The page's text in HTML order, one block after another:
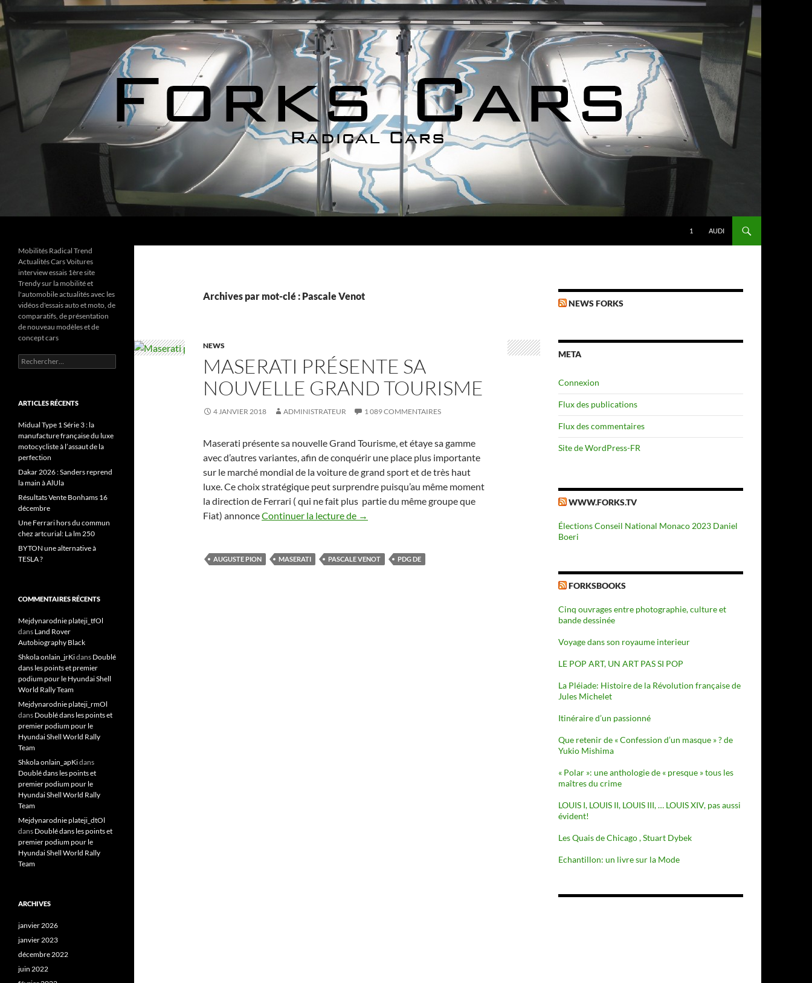
Aller
au
1 AUDI
Archives par mot-clé : Pascale Venot
NEWS
MASERATI PRÉSENTE SA
NOUVELLE GRAND TOURISME
4 JANVIER 2018 ADMINISTRATEUR 1 089 COMMENTAIRES
Maserati présente sa nouvelle Grand Tourisme, et étaye sa gamme
avec d’autres variantes, afin de conquérir une place plus importante
sur le marché mondial de la voiture de grand sport et de très haut
luxe. Ce choix stratégique peut surprendre puisqu’au même moment
la direction de Ferrari ( qui ne fait plus partie du même groupe que
Fiat) annonceContinuer la lecture de Maserati présente sa nouvelle Grand Tourisme
→
AUGUSTE PION MASERATI PASCALE VENOT PDG DE
NEWS FORKS
META
Connexion
Flux des publications
Flux des commentaires
Site de WordPress-FR
WWW.FORKS.TV
Élections Conseil National Monaco 2023 Daniel
Boeri
FORKSBOOKS
Cinq ouvrages entre photographie, culture et
bande dessinée
Voyage dans son royaume interieur
LE POP ART, UN ART PAS SI POP
La Pléiade: Histoire de la Révolution française de
Jules Michelet
Itinéraire d’un passionné
Que retenir de « Confession d’un masque » ? de
Yukio Mishima
« Polar »: une anthologie de « presque » tous les
maîtres du crime
LOUIS I, LOUIS II, LOUIS III, … LOUIS XIV, pas aussi
évident!
Les Quais de Chicago , Stuart Dybek
Echantillon: un livre sur la Mode
Mobilités Radical Trend
Actualités Cars Voitures
interview essais 1ère site
Trendy sur la mobilité et
l'automobile actualités avec les
vidéos d'essais auto et moto, de
comparatifs, de présentation
de nouveau modèles et de
concept cars
Rechercher :
ARTICLES RÉCENTS
Midual Type 1 Série 3 : la
manufacture française du luxe
motocycliste à l’assaut de la
perfection
Dakar 2026 : Sanders reprend
la main à AlUla
Résultats Vente Bonhams 16
décembre
Une Ferrari hors du commun
chez artcurial: La lm 250
BYTON une alternative à
TESLA ?
COMMENTAIRES RÉCENTS
Mejdynarodnie plateji_tfOl
dans Land Rover
Autobiography Black
Shkola onlain_jrKidans Doublé
dans les points et premier
podium pour le Hyundai Shell
World Rally Team
Mejdynarodnie plateji_rmOl
dans Doublé dans les points et
premier podium pour le
Hyundai Shell World Rally
Team
Shkola onlain_apKidans
Doublé dans les points et
premier podium pour le
Hyundai Shell World Rally
Team
Mejdynarodnie plateji_dtOl
dans Doublé dans les points et
premier podium pour le
Hyundai Shell World Rally
Team
ARCHIVES
janvier 2026
janvier 2023
décembre 2022
juin 2022